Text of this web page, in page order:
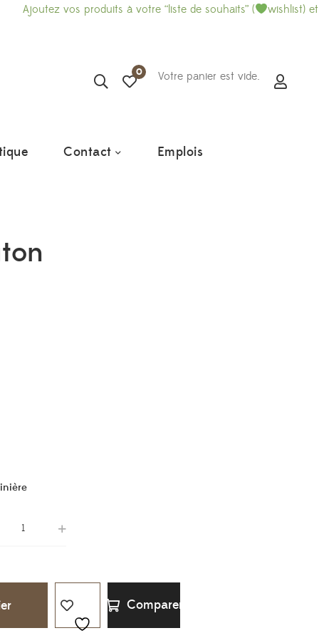
produits à votre “liste de souhaits” ( wishlist) et imprimez-
0 Votre panier est vide.
Contact Emplois
Comparer